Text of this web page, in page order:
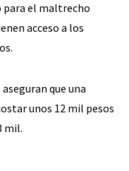
para el maltrecho
acceso a los
que una
unos 12 mil pesos
mil.